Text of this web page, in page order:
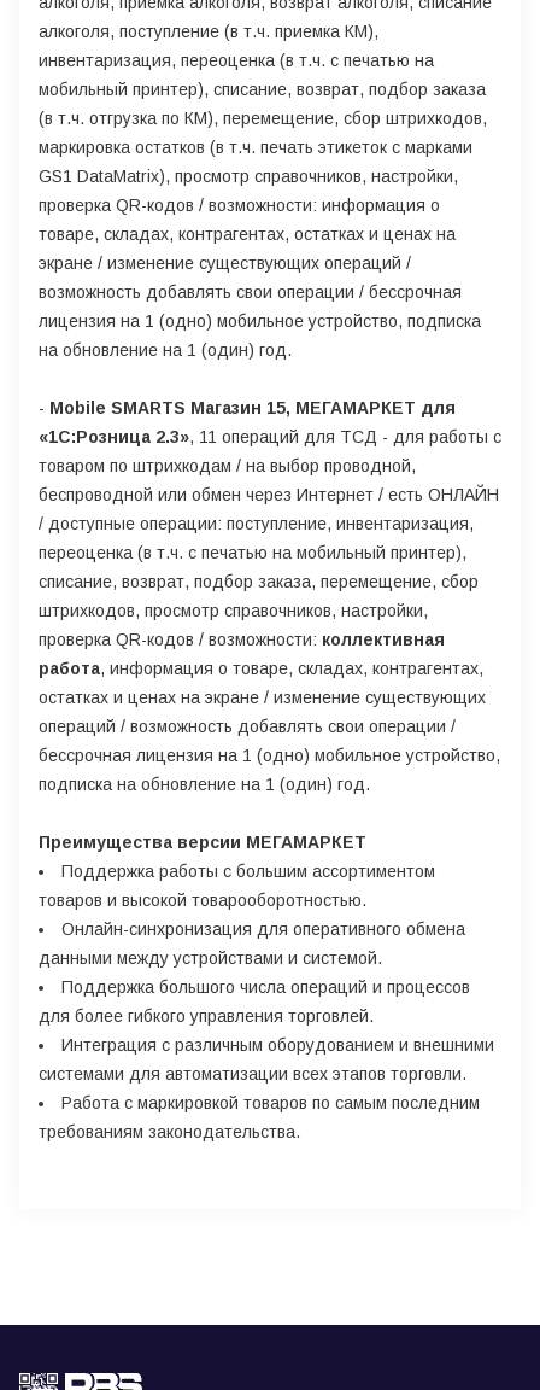
алкоголя, поступление (в т.ч. приемка КМ),
инвентаризация, переоценка (в т.ч. с печатью на
мобильный принтер), списание, возврат, подбор заказа
(в т.ч. отгрузка по КМ), перемещение, сбор штрихкодов,
маркировка остатков (в т.ч. печать этикеток с марками
GS1 DataMatrix), просмотр справочников, настройки,
проверка QR-кодов / возможности: информация о
товаре, складах, контрагентах, остатках и ценах на
экране / изменение существующих операций /
возможность добавлять свои операции / бессрочная
лицензия на 1 (одно) мобильное устройство, подписка
на обновление на 1 (один) год.
- Mobile SMARTS Магазин 15, МЕГАМАРКЕТ для
«1С:Розница 2.3», 11 операций для ТСД - для работы с
товаром по штрихкодам / на выбор проводной,
беспроводной или обмен через Интернет / есть ОНЛАЙН
/ доступные операции: поступление, инвентаризация,
переоценка (в т.ч. с печатью на мобильный принтер),
списание, возврат, подбор заказа, перемещение, сбор
штрихкодов, просмотр справочников, настройки,
проверка QR-кодов / возможности: коллективная
работа, информация о товаре, складах, контрагентах,
остатках и ценах на экране / изменение существующих
операций / возможность добавлять свои операции /
бессрочная лицензия на 1 (одно) мобильное устройство,
подписка на обновление на 1 (один) год.
Преимущества версии МЕГАМАРКЕТ
Поддержка работы с большим ассортиментом
товаров и высокой товарооборотностью.
Онлайн-синхронизация для оперативного обмена
данными между устройствами и системой.
Поддержка большого числа операций и процессов
для более гибкого управления торговлей.
Интеграция с различным оборудованием и внешними
системами для автоматизации всех этапов торговли.
Работа с маркировкой товаров по самым последним
требованиям законодательства.